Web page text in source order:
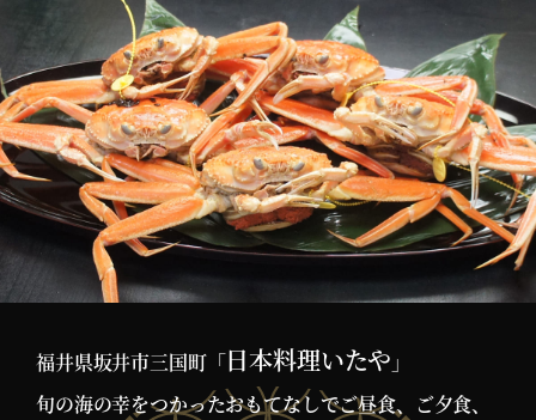
福井県坂井市三国町「日本料理いたや 」
旬の海の幸をつかったおもてなしでご昼食、ご夕食、